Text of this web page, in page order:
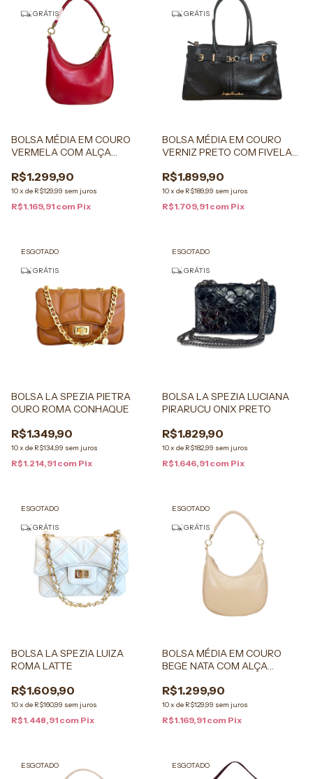
GRÁTIS
BOLSA MÉDIA EM COURO
VERMELA COM ALÇA
R$1.299,90
10x de R$129,99 sem juros
R$1.169,91 com Pix
GRÁTIS
BOLSA MÉDIA EM COURO
VERNIZ PRETO COM FIVELA
R$1.899,90
10x de R$189,99 sem juros
R$1.709,91 com Pix
ESGOTADO
GRÁTIS
BOLSA LA SPEZIA PIETRA
OURO ROMA CONHAQUE
R$1.349,90
10x de R$134,99 sem juros
R$1.214,91 com Pix
ESGOTADO
GRÁTIS
BOLSA LA SPEZIA LUCIANA
PIRARUCU ONIX PRETO
R$1.829,90
10x de R$182,99 sem juros
R$1.646,91 com Pix
ESGOTADO
GRÁTIS
BOLSA LA SPEZIA LUIZA
ROMA LATTE
R$1.609,90
10x de R$160,99 sem juros
R$1.448,91 com Pix
ESGOTADO
GRÁTIS
BOLSA MÉDIA EM COURO
BEGE NATA COM ALÇA
R$1.299,90
10x de R$129,99 sem juros
R$1.169,91 com Pix
ESGOTADO ESGOTADO